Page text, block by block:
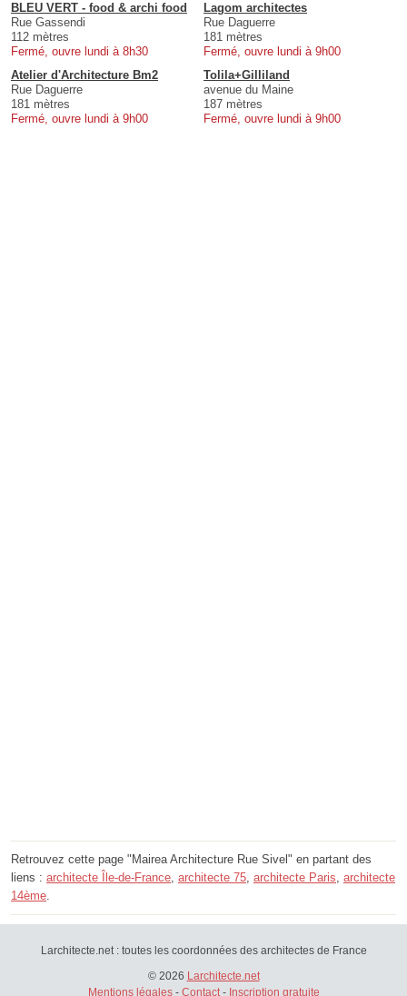
BLEU VERT - food & archi food
Rue Gassendi
112 mètres
Fermé, ouvre lundi à 8h30
Lagom architectes
Rue Daguerre
181 mètres
Fermé, ouvre lundi à 9h00
Atelier d'Architecture Bm2
Rue Daguerre
181 mètres
Fermé, ouvre lundi à 9h00
Tolila+Gilliland
avenue du Maine
187 mètres
Fermé, ouvre lundi à 9h00
Retrouvez cette page "Mairea Architecture Rue Sivel" en partant des
liens : architecte Île-de-France, architecte 75, architecte Paris, architecte
14ème.
Larchitecte.net : toutes les coordonnées des architectes de France
© 2026 Larchitecte.net
Mentions légales- Contact- Inscription gratuite